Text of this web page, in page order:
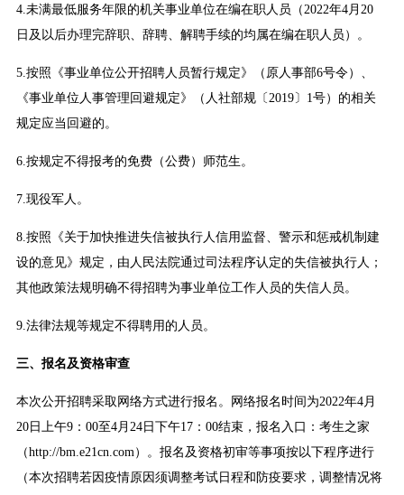
4.未满最低服务年限的机关事业单位在编在职人员（2022年4月20
日及以后办理完辞职、辞聘、解聘手续的均属在编在职人员）。
5.按照《事业单位公开招聘人员暂行规定》（原人事部6号令）、
《事业单位人事管理回避规定》（人社部规〔2019〕1号）的相关
规定应当回避的。
6.按规定不得报考的免费（公费）师范生。
7.现役军人。
8.按照《关于加快推进失信被执行人信用监督、警示和惩戒机制建
设的意见》规定，由人民法院通过司法程序认定的失信被执行人；
其他政策法规明确不得招聘为事业单位工作人员的失信人员。
9.法律法规等规定不得聘用的人员。
三、报名及资格审查
本次公开招聘采取网络方式进行报名。网络报名时间为2022年4月
20日上午9：00至4月24日下午17：00结束，报名入口：考生之家
（http://bm.e21cn.com）。报名及资格初审等事项按以下程序进行
（本次招聘若因疫情原因须调整考试日程和防疫要求，调整情况将